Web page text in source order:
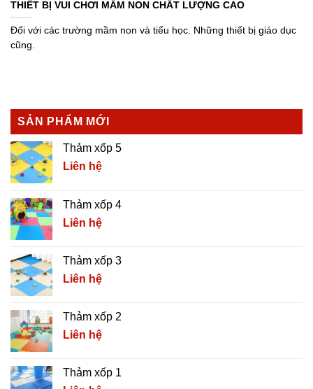
SẢN PHẨM MỚI
Thảm xốp 5
Liên hệ
Thảm xốp 4
Liên hệ
Thảm xốp 3
Liên hệ
Thảm xốp 2
Liên hệ
Thảm xốp 1
THIẾT BỊ VUI CHƠI MẦM NON CHẤT LƯỢNG CAO
Đối với các trường mầm non và tiểu học. Những thiết bị giáo dục
cũng.